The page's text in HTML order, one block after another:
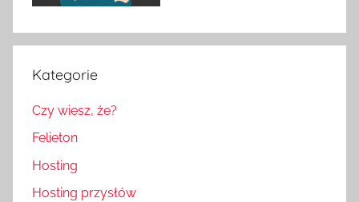
Kategorie
Czy wiesz, że?
Felieton
Hosting
Hosting przysłów